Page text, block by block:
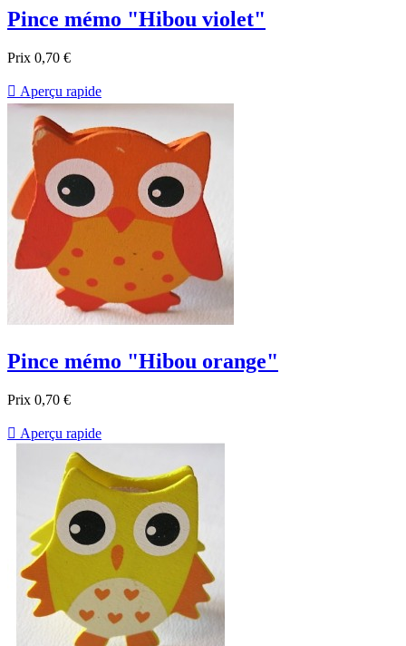
Pince mémo "Hibou violet"
Prix 0,70 €
 Aperçu rapide
Pince mémo "Hibou orange"
Prix 0,70 €
 Aperçu rapide